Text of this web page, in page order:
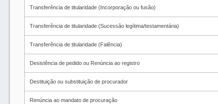
Transferência de titularidade (Incorporação ou fusão)
Transferência de titularidade (Sucessão legítima/testamentária)
Transferência de titularidade (Falência)
Desistência de pedido ou Renúncia ao registro
Destituição ou substituição de procurador
Renúncia ao mandato de procuração